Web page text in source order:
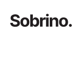
contenido